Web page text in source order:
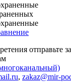
отправьте
, zakaz@mir-